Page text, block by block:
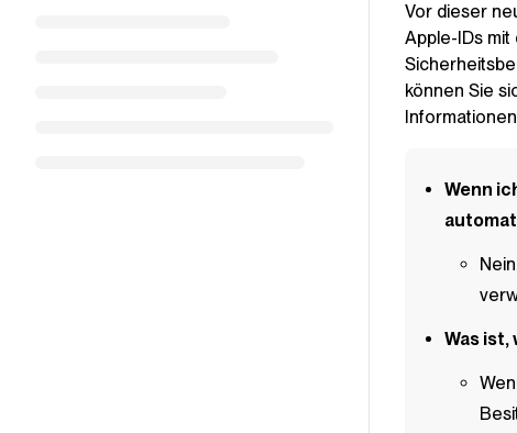
Vor dieser
Apple-IDs
können Sie
Wenn
Was ist,